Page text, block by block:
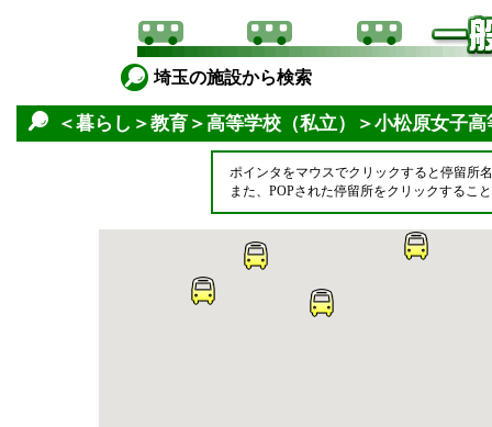
埼玉の施設から検索
＜暮らし＞教育＞高等学校（私立）＞小松原女子高
ポインタをマウスでクリックすると停留所
また、POPされた停留所をクリックするこ